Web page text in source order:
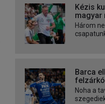
Kézis
magyar
Három
Barca
Noha a